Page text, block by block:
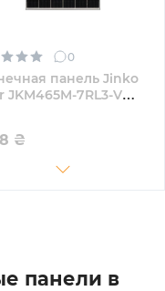
0
панель Jinko
JKM465M-7RL3-V
₴
панели в